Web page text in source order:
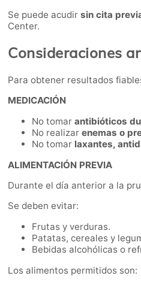
Se puede acudir sin cita
Center.
Consideraciones
Para obtener resultados
MEDICACIÓN
No tomar antibióticos
No realizar enemas o
No tomar laxantes,
ALIMENTACIÓN PREVIA
Durante el día anterior a la
Se deben evitar:
Frutas y verduras.
Patatas, cereales y
Bebidas alcohólicas o
Los alimentos permitidos son: